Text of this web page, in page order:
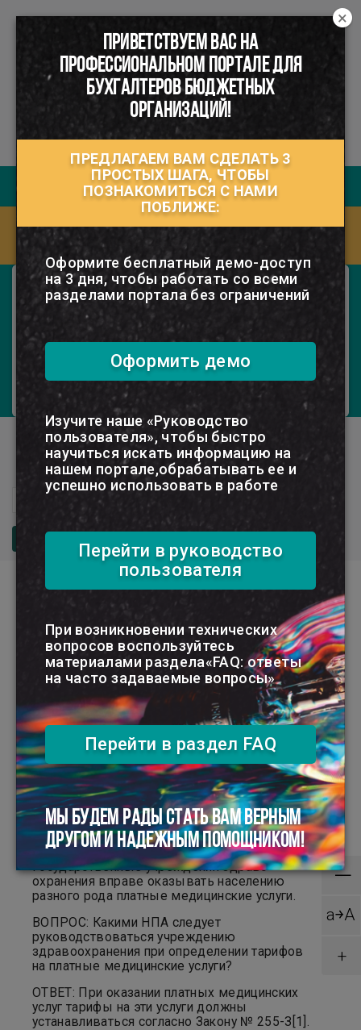
☰
Руководство пользователя
Ответы на часто задаваемые вопросы
(FAQ)
Электронный журнал "Бюджетные
организации. Здравоохранение"
Специализированный журнал о
бухгалтерском учете, налогообложении и
ценообразовании в учреждениях
здравоохранения. Выходит 1 раз в 3
месяца.
Электронный журнал Бюджетные
организации. Здравоохранение
2026
Налоги и платежи
ПЛАТНЫЕ МЕДУСЛУГИ
– 2026: КАК РАЗДЕЛЯТЬ
ОБОРОТЫ И ПЛАТИТЬ
148 просмотров
#риск #срок #алгоритм
С 01.01.2026 вступили в силу уточненные
правила исчисления НДС при оказании
платных медицинских услуг.
Как государственному учреждению
здравоохранения установить тарифы на
платные услуги: работаем по новым
правилам
Государственные учреждения здраво­
охранения вправе оказывать населению
разного рода платные медицинские услуги.
ВОПРОС: Какими НПА следует
руководствоваться учреждению
здравоохранения при определении тарифов
на платные медицинские услуги?
ОТВЕТ: При оказании платных медицинских
услуг тарифы на эти услуги должны
устанавливаться согласно Закону № 255-З[1].
×
—
a￫A
+
×
ПРИВЕТСТВУЕМ ВАС НА
ПРОФЕССИОНАЛЬНОМ ПОРТАЛЕ ДЛЯ
БУХГАЛТЕРОВ БЮДЖЕТНЫХ
ОРГАНИЗАЦИЙ!
ПРЕДЛАГАЕМ ВАМ СДЕЛАТЬ 3
ПРОСТЫХ ШАГА, ЧТОБЫ
ПОЗНАКОМИТЬСЯ С НАМИ
ПОБЛИЖЕ:
Оформите бесплатный демо-доступ
на 3 дня, чтобы работать со всеми
разделами портала без ограничений
Оформить демо
Изучите наше «Руководство
пользователя», чтобы быстро
научиться искать информацию на
нашем портале,обрабатывать ее и
успешно использовать в работе
Перейти в руководство
пользователя
При возникновении технических
вопросов воспользуйтесь
материалами раздела«FAQ: ответы
на часто задаваемые вопросы»
Перейти в раздел FAQ
МЫ БУДЕМ РАДЫ СТАТЬ ВАМ ВЕРНЫМ
ДРУГОМ И НАДЕЖНЫМ ПОМОЩНИКОМ!